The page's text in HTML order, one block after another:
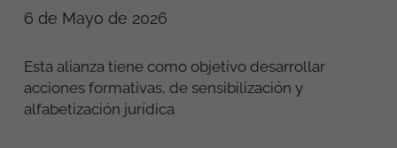
6 de Mayo de 2026
Esta alianza tiene como objetivo desarrollar
acciones formativas, de sensibilización y
alfabetización jurídica